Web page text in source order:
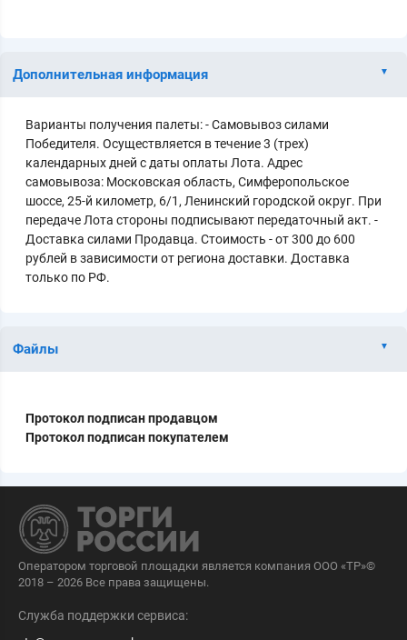
Дополнительная информация
Варианты получения палеты: - Самовывоз силами
Победителя. Осуществляется в течение 3 (трех)
календарных дней с даты оплаты Лота. Адрес
самовывоза: Московская область, Симферопольское
шоссе, 25-й километр, 6/1, Ленинский городской округ. При
передаче Лота стороны подписывают передаточный акт. -
Доставка силами Продавца. Стоимость - от 300 до 600
рублей в зависимости от региона доставки. Доставка
только по РФ.
Файлы
Протокол подписан продавцом
Протокол подписан покупателем
Оператором торговой площадки является компания ООО «ТР»©
2018 – 2026 Все права защищены.
Служба поддержки сервиса: